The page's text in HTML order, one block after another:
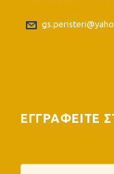
ΕΓΓΡΑΦΕΙΤΕ